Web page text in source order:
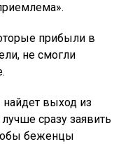
прибыли в
не смогли
найдет выход из
сразу заявить
беженцы